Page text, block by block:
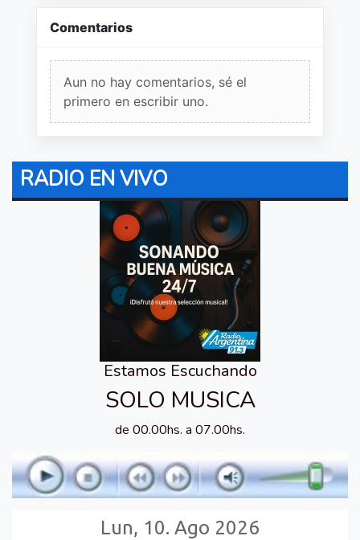
Comentarios
Aun no hay comentarios, sé el
primero en escribir uno.
RADIO EN VIVO
Estamos Escuchando
SOLO MUSICA
de 00.00hs. a 07.00hs.